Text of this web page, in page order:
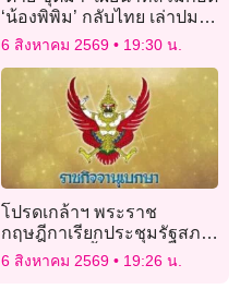
‘น้องพิพิม’ กลับไทย เล่าปมเซ
อร์ไพร้ส์ผิดแผน ยันปล่อยผ่าน
6 สิงหาคม 2569 19:30 น.
โปรดเกล้าฯ พระราช
กฤษฎีกาเรียกประชุมรัฐสภา
สมัยสามัญ ตั้งแต่ 25 ส.ค.
6 สิงหาคม 2569 19:26 น.